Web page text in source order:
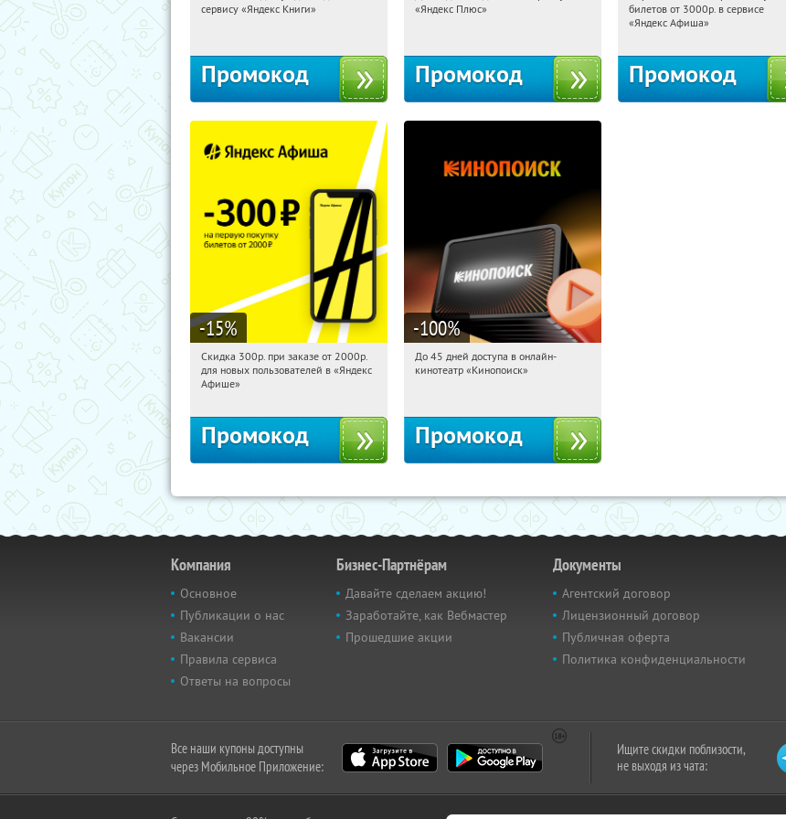
сервису «Яндекс Книги»
Промокод
«Яндекс Плюс»
Промокод
Россия
билетов от 3000р. в сервисе
«Яндекс Афиша»
Промокод
-15%
04:20:31 Получили:65
Россия
Скидка 300р. при заказе от 2000р.
для новых пользователей в «Яндекс
Афише»
Промокод
-100%
04:20:31 Получили:
До 45 дней доступа в онлайн-
кинотеатр «Кинопоиск»
Промокод
Компания
Основное
Публикации о нас
Вакансии
Правила сервиса
Ответы на вопросы
Бизнес-Партнёрам
Давайте сделаем акцию!
Заработайте, как Вебмастер
Прошедшие акции
Документы
Агентский договор
Лицензионный договор
Публичная оферта
Политика конфиденциальности
Все наши купоны доступны
через Мобильное Приложение:
Ищите скидки поблизости,
не выходя из чата: